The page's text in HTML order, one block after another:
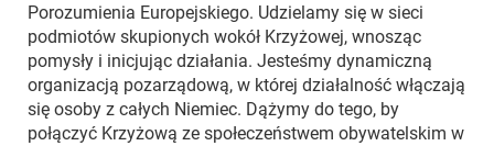
Porozumienia Europejskiego. Udzielamy się w sieci
podmiotów skupionych wokół Krzyżowej, wnosząc
pomysły i inicjując działania. Jesteśmy dynamiczną
organizacją pozarządową, w której działalność włączają
się osoby z całych Niemiec. Dążymy do tego, by
połączyć Krzyżową ze społeczeństwem obywatelskim w